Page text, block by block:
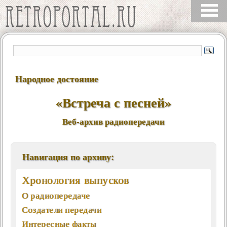
Народное достояние
«Встреча с песней»
Веб-архив радиопередачи
Навигация по архиву:
Хронология выпусков
О радиопередаче
Создатели передачи
Интересные факты